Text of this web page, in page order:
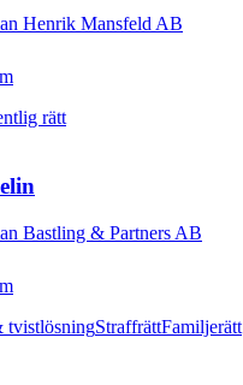
Henrik Mansfeld AB
rätt
Bastling & Partners AB
tvistlösningStraffrättFamiljerätt